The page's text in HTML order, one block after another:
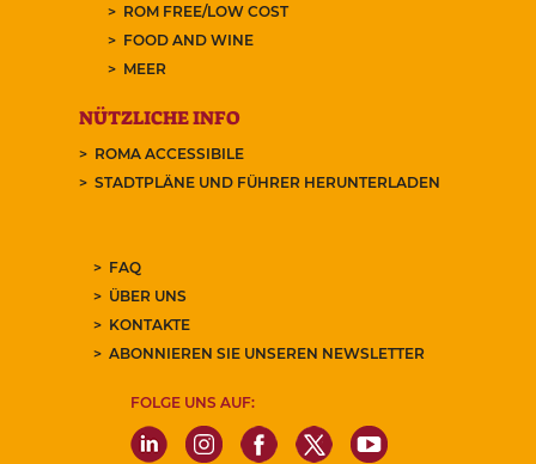
ROM FREE/LOW COST
FOOD AND WINE
MEER
NÜTZLICHE INFO
ROMA ACCESSIBILE
STADTPLÄNE UND FÜHRER HERUNTERLADEN
FAQ
ÜBER UNS
KONTAKTE
ABONNIEREN SIE UNSEREN NEWSLETTER
FOLGE UNS AUF: